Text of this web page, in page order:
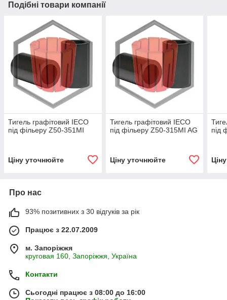
Подібні товари компанії
Тигель графітовий IECO
під фільеру Z50-351MI
Ціну уточнюйте
Тигель графітовий IECO
під фільеру Z50-315MI AG
Ціну уточнюйте
під
Про нас
93% позитивних з 30 відгуків за рік
Працює з 22.07.2009
м. Запоріжжя
круговая 160, Запоріжжя, Україна
Контакти
Сьогодні працює з 08:00 до 16:00